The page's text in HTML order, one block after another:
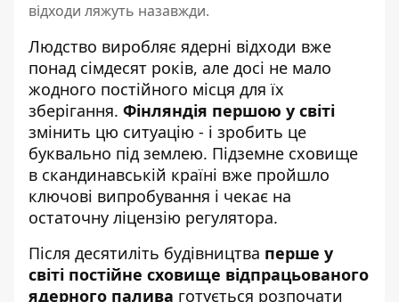
відходи ляжуть назавжди.
Людство виробляє ядерні відходи вже
понад сімдесят років, але досі не мало
жодного постійного місця для їх
зберігання. Фінляндія першою у світі
змінить цю ситуацію - і зробить це
буквально під землею. Підземне сховище
в скандинавській країні вже пройшло
ключові випробування і чекає на
остаточну ліцензію регулятора.
Після десятиліть будівництва перше у
світі постійне сховище відпрацьованого
ядерного палива готується розпочати